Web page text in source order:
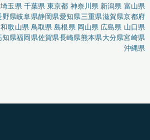
埼玉県 千葉県 東京都 神奈川県 新潟県 富山県
野県岐阜県静岡県愛知県三重県滋賀県京都府
和歌山県 鳥取県 島根県 岡山県 広島県 山口県
知県福岡県佐賀県長崎県熊本県大分県宮崎県
沖縄県